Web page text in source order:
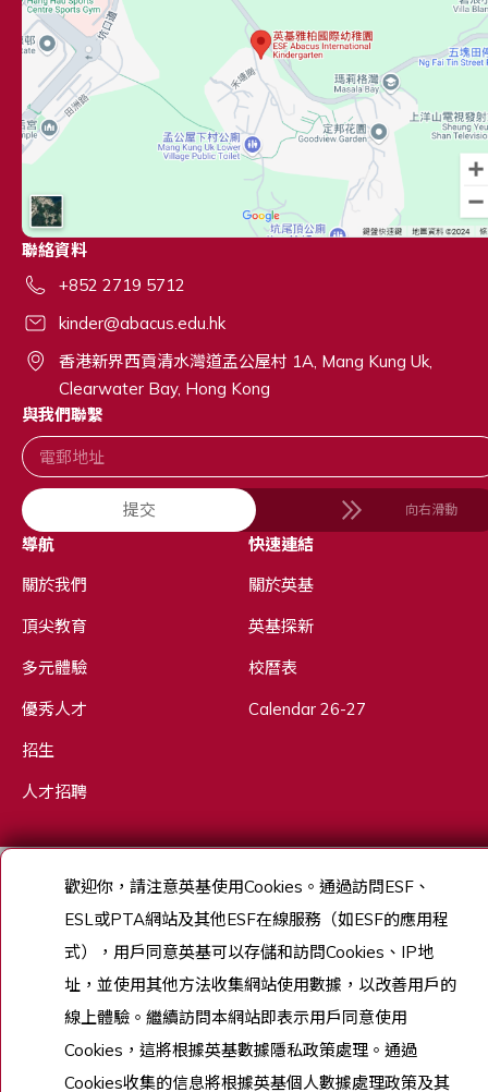
聯絡資料
+852 2719 5712
kinder@abacus.edu.hk
香港新界西貢清水灣道孟公屋村 1A, Mang Kung Uk,
Clearwater Bay, Hong Kong
與我們聯繫
提交 向右滑動
導航
關於我們
頂尖教育
多元體驗
優秀人才
招生
人才招聘
快速連結
關於英基
英基探新
校曆表
Calendar 26-27
Copyright © English Schools Foundation. Powered byANGLIA
網站地圖
歡迎你，請注意英基使用Cookies 。通過訪問ESF 、
ESL或PTA網站及其他ESF在線服務（如ESF的應用程
式），用戶同意英基可以存儲和訪問Cookies 、 IP地
址，並使用其他方法收集網站使用數據，以改善用戶的
線上體驗。繼續訪問本網站即表示用戶同意使用
Cookies ，這將根據英基數據隱私政策處理。通過
Cookies收集的信息將根據英基個人數據處理政策及其